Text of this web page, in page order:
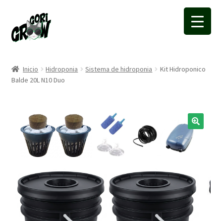
a
la
a
la
Inicio Hidroponia Sistema de hidroponia
Kit Hidroponico
Balde 20L N10 Duo